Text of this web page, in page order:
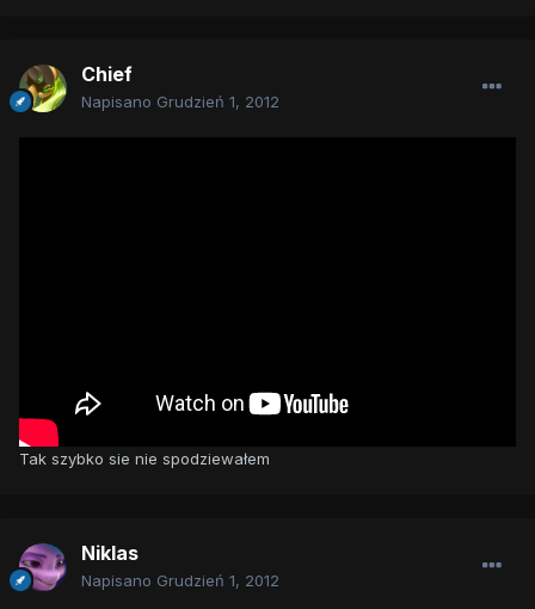
Chief
Napisano Grudzień 1, 2012
Tak szybko sie nie spodziewałem
Niklas
Napisano Grudzień 1, 2012